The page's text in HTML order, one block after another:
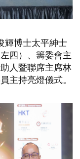
輝博士太平紳士
四）、籌委會主
人暨聯席主席林
主持亮燈儀式。